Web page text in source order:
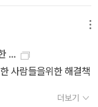
가 학교 늦은 데 이유
잘 알고 해방감을 주
아이검피 아저씨의 뱃
커트니★네가 만
관이나 선입견을 재미
외모라 생각하는 쪽이
있는 어느 신문에
함에 대해서 썼다. 엄
나 역시 엄마들이 모
처럼 엄마들 모임에
보고 싶다는 말로 글
...
작이 궁금한 사람들을위한 해결책
더보기